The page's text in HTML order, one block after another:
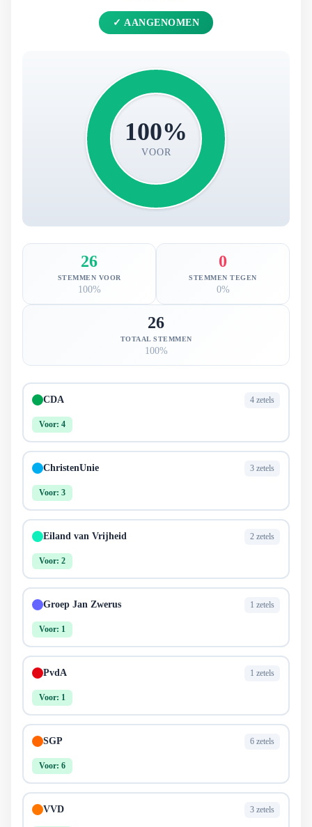
✓ AANGENOMEN
100%
VOOR
26
STEMMEN VOOR
100%
0
STEMMEN TEGEN
0%
26
TOTAAL STEMMEN
100%
CDA 4 zetels
Voor: 4
ChristenUnie 3 zetels
Voor: 3
Eiland van Vrijheid 2 zetels
Voor: 2
Groep Jan Zwerus 1 zetels
Voor: 1
PvdA 1 zetels
Voor: 1
SGP 6 zetels
Voor: 6
VVD 3 zetels